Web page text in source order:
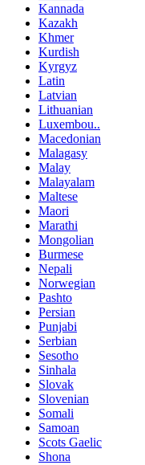
Kannada
Kazakh
Khmer
Kurdish
Kyrgyz
Latin
Latvian
Lithuanian
Luxembou..
Macedonian
Malagasy
Malay
Malayalam
Maltese
Maori
Marathi
Mongolian
Burmese
Nepali
Norwegian
Pashto
Persian
Punjabi
Serbian
Sesotho
Sinhala
Slovak
Slovenian
Somali
Samoan
Scots Gaelic
Shona